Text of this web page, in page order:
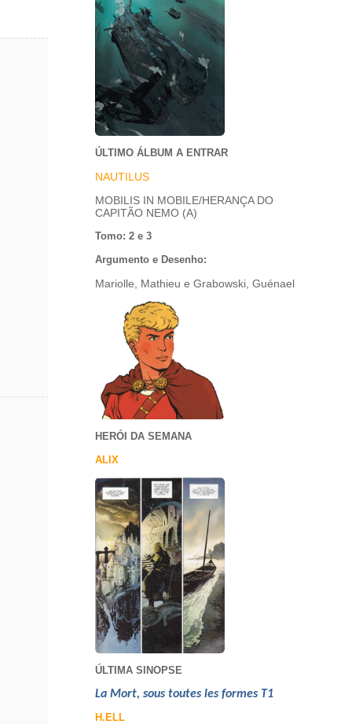
ÚLTIMO ÁLBUM A ENTRAR
NAUTILUS
MOBILIS IN MOBILE/HERANÇA DO
CAPITÃO NEMO (A)
Tomo: 2 e 3
Argumento e Desenho:
Mariolle, Mathieu e Grabowski, Guénael
HERÓI DA SEMANA
ALIX
ÚLTIMA SINOPSE
La Mort, sous toutes les formes T1
H.ELL